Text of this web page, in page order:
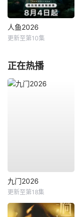
人鱼2026
更新至第10集
正在热播
九门2026
更新至第18集